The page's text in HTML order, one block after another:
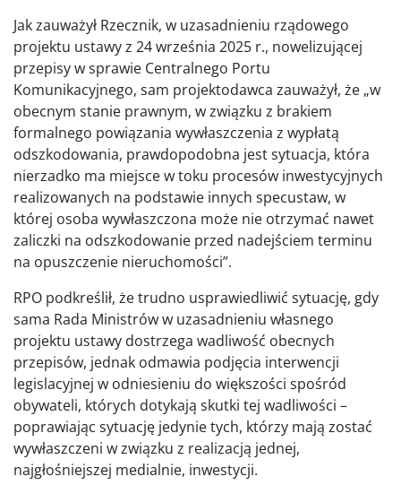
Jak zauważył Rzecznik, w uzasadnieniu rządowego
projektu ustawy z 24 września 2025 r., nowelizującej
przepisy w sprawie Centralnego Portu
Komunikacyjnego, sam projektodawca zauważył, że „w
obecnym stanie prawnym, w związku z brakiem
formalnego powiązania wywłaszczenia z wypłatą
odszkodowania, prawdopodobna jest sytuacja, która
nierzadko ma miejsce w toku procesów inwestycyjnych
realizowanych na podstawie innych specustaw, w
której osoba wywłaszczona może nie otrzymać nawet
zaliczki na odszkodowanie przed nadejściem terminu
na opuszczenie nieruchomości”.
RPO podkreślił, że trudno usprawiedliwić sytuację, gdy
sama Rada Ministrów w uzasadnieniu własnego
projektu ustawy dostrzega wadliwość obecnych
przepisów, jednak odmawia podjęcia interwencji
legislacyjnej w odniesieniu do większości spośród
obywateli, których dotykają skutki tej wadliwości –
poprawiając sytuację jedynie tych, którzy mają zostać
wywłaszczeni w związku z realizacją jednej,
najgłośniejszej medialnie, inwestycji.